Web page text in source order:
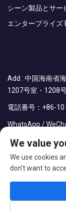
シーン製品とサー
エンタープライズ
Add : 中国海南省
1207号室・1208
電話番号： +86-10
WhatsApp /
メールアドレス：
著作権 © CDPH
We value
We use cookies
don't want to